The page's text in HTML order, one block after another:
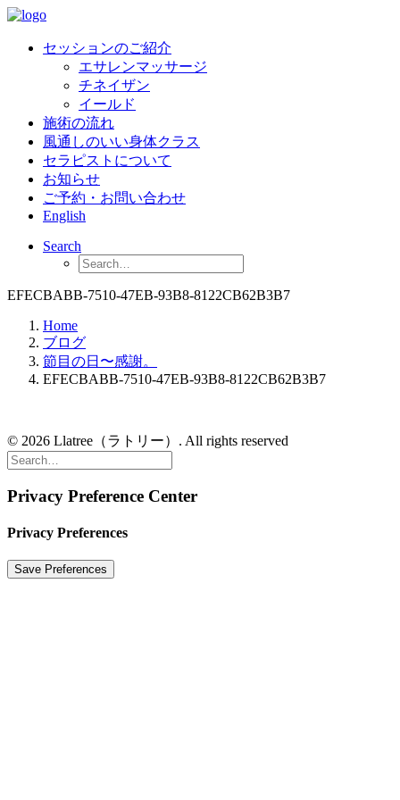
セッションのご紹介
エサレンマッサージ
チネイザン
イールド
施術の流れ
風通しのいい身体クラス
セラピストについて
お知らせ
ご予約・お問い合わせ
English
Search
EFECBABB-7510-47EB-93B8-8122CB62B3B7
Home
ブログ
節目の日〜感謝。
EFECBABB-7510-47EB-93B8-8122CB62B3B7
© 2026 Llatree（ラトリー）. All rights reserved
Privacy Preference Center
Privacy Preferences